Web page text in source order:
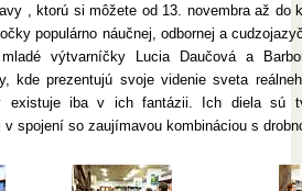
, ktorú si môžete od 13. novembra až do
populárno náučnej, odbornej a
výtvarníčky Lucia Daučová a
kde prezentujú svoje videnie sveta
existuje iba v ich fantázii. Ich diela sú
spojení so zaujímavou kombináciou s